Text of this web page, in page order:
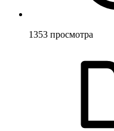
1353 просмотра